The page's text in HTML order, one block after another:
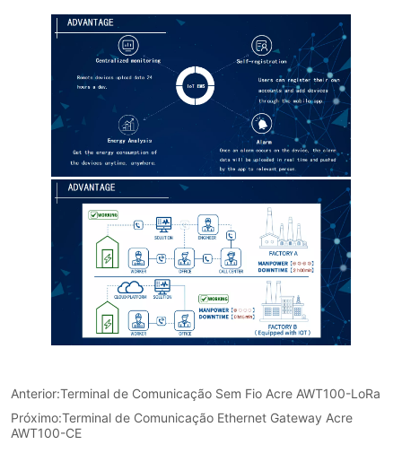
Anterior:Terminal de Comunicação Sem Fio Acre AWT100-LoRa
Próximo:Terminal de Comunicação Ethernet Gateway Acre
AWT100-CE